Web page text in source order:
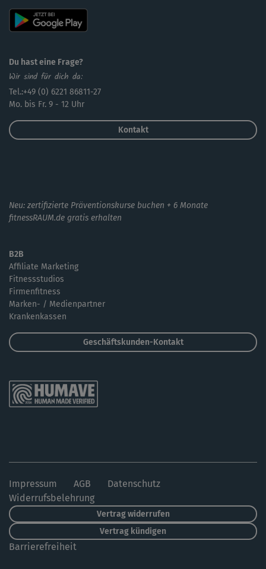
Du hast eine Frage?
Wir sind für dich da:
Tel.:+49 (0) 6221 86811-27
Mo. bis Fr. 9 - 12 Uhr
Kontakt
Neu: zertifizierte Präventionskurse buchen + 6 Monate
fitnessRAUM.de gratis erhalten
B2B
Affiliate Marketing
Fitnessstudios
Firmenfitness
Marken- / Medienpartner
Krankenkassen
Geschäftskunden-Kontakt
Impressum AGB
Datenschutz
Widerrufsbelehrung
Vertrag widerrufen
Vertrag kündigen
Barrierefreiheit